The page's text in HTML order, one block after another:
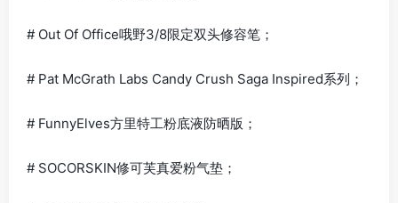
# Out Of Office哦野3/8限定双头修容笔；
# Pat McGrath Labs Candy Crush Saga Inspired系列；
# FunnyElves方里特工粉底液防晒版；
# SOCORSKIN修可芙真爱粉气垫；